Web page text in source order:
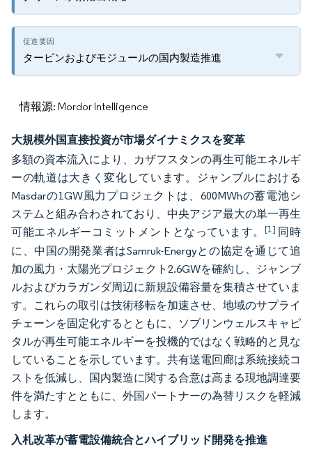
タービンおよびモジュールの国内製造推進
情報源: Mordor Intelligence
大規模外国直接投資が市場ダイナミクスを変革
多額の資本流入により、カザフスタンの再生可能エネルギ
ーの軌道は大きく変化しています。ジャンブルにおける
Masdarの1GW風力プロジェクトは、600MWhの蓄電池シ
ステムと組み合わされており、中央アジア最大の単一再生
可能エネルギーコミットメントとなっています。 [1] 同時
に、中国の開発業者はSamruk-Energyとの協定を通じて追
加の風力・太陽光プロジェクト2.6GWを確約し、ジャンブ
ルおよびカラガンダ周辺に新規設備容量を集積させていま
す。これらの取引は技術移転を加速させ、地域のサプライ
チェーンを固定化するとともに、ソブリンウェルスキャピ
タルが再生可能エネルギーを投機的ではなく戦略的と見な
していることを示しています。共有送電回廊は系統接続コ
ストを低減し、国内製造に関する合意は高まる現地調達要
件を満たすとともに、外国パートナーの為替リスクを軽減
します。
入札改革が蓄電設備統合とハイブリッド開発を推進